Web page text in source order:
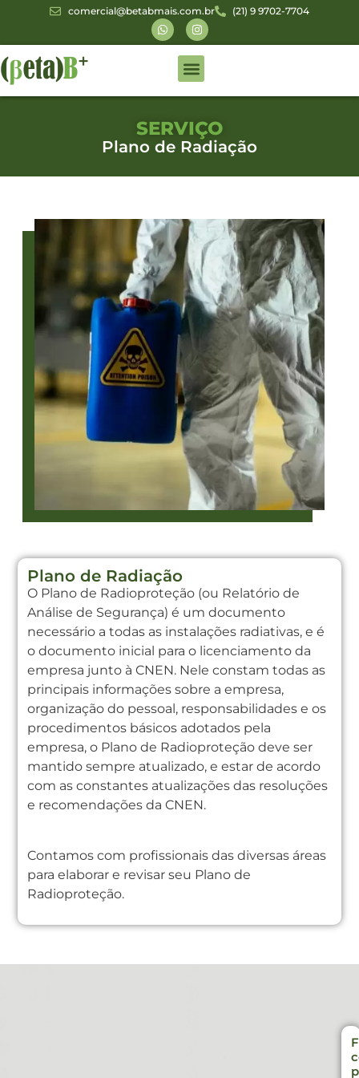
comercial@betabmais.com.br (21) 9 9702-7704
SERVIÇO
Plano de Radiação
Plano de Radiação
O Plano de Radioproteção (ou Relatório de
Análise de Segurança) é um documento
necessário a todas as instalações radiativas, e é
o documento inicial para o licenciamento da
empresa junto à CNEN. Nele constam todas as
principais informações sobre a empresa,
organização do pessoal, responsabilidades e os
procedimentos básicos adotados pela
empresa, o Plano de Radioproteção deve ser
mantido sempre atualizado, e estar de acordo
com as constantes atualizações das resoluções
e recomendações da CNEN.
Contamos com profissionais das diversas áreas
para elaborar e revisar seu Plano de
Radioproteção.